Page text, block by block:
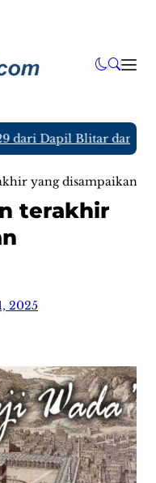
Dapil Blitar dan
yang disampaikan
terakhir
2025